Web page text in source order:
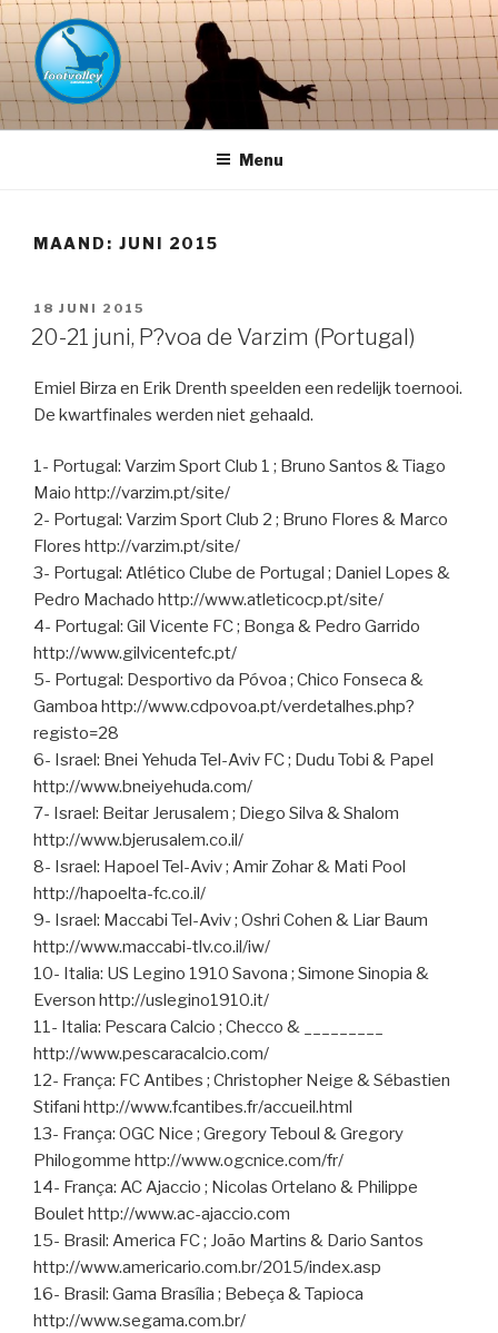
Naar
de
inhoud
springen
FOOTVOLLEY GRONINGEN –
THE HOME OF PETACCHI'S
Menu
MAAND: JUNI 2015
GEPLAATST
OP
18 JUNI 2015
20-21 juni, P?voa de Varzim (Portugal)
Emiel Birza en Erik Drenth speelden een redelijk toernooi.
De kwartfinales werden niet gehaald.
1- Portugal: Varzim Sport Club 1 ; Bruno Santos & Tiago
Maio http://varzim.pt/site/
2- Portugal: Varzim Sport Club 2 ; Bruno Flores & Marco
Flores http://varzim.pt/site/
3- Portugal: Atlético Clube de Portugal ; Daniel Lopes &
Pedro Machado http://www.atleticocp.pt/site/
4- Portugal: Gil Vicente FC ; Bonga & Pedro Garrido
http://www.gilvicentefc.pt/
5- Portugal: Desportivo da Póvoa ; Chico Fonseca &
Gamboa http://www.cdpovoa.pt/verdetalhes.php?
registo=28
6- Israel: Bnei Yehuda Tel-Aviv FC ; Dudu Tobi & Papel
http://www.bneiyehuda.com/
7- Israel: Beitar Jerusalem ; Diego Silva & Shalom
http://www.bjerusalem.co.il/
8- Israel: Hapoel Tel-Aviv ; Amir Zohar & Mati Pool
http://hapoelta-fc.co.il/
9- Israel: Maccabi Tel-Aviv ; Oshri Cohen & Liar Baum
http://www.maccabi-tlv.co.il/iw/
10- Italia: US Legino 1910 Savona ; Simone Sinopia &
Everson http://uslegino1910.it/
11- Italia: Pescara Calcio ; Checco & _________
http://www.pescaracalcio.com/
12- França: FC Antibes ; Christopher Neige & Sébastien
Stifani http://www.fcantibes.fr/accueil.html
13- França: OGC Nice ; Gregory Teboul & Gregory
Philogomme http://www.ogcnice.com/fr/
14- França: AC Ajaccio ; Nicolas Ortelano & Philippe
Boulet http://www.ac-ajaccio.com
15- Brasil: America FC ; João Martins & Dario Santos
http://www.americario.com.br/2015/index.asp
16- Brasil: Gama Brasília ; Bebeça & Tapioca
http://www.segama.com.br/